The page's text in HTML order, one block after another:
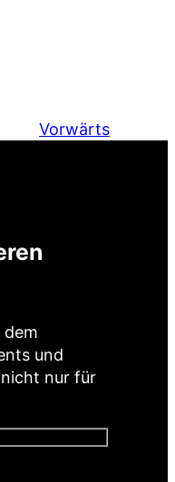
Vorwärts
dem
und
nur für